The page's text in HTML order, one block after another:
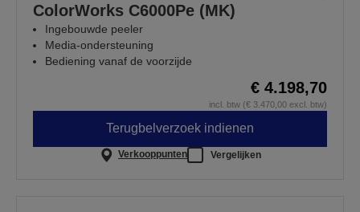
ColorWorks C6000Pe (MK)
Ingebouwde peeler
Media-ondersteuning
Bediening vanaf de voorzijde
€ 4.198,70
incl. btw (€ 3.470,00 excl. btw)
Terugbelverzoek indienen
Verkooppunten Vergelijken